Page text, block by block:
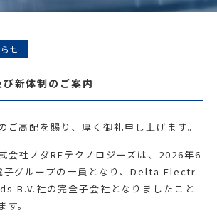
せ
新体制のご案内
高配を賜り、厚く御礼申し上げます。
会社ノダRFテクノロジーズは、2026年6
子グループの一員となり、Delta Electr
B.V.社の完全子会社となりましたこと
。